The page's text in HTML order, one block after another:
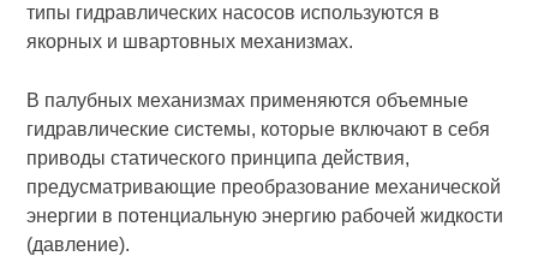
типы гидравлических насосов используются в
якорных и швартовных механизмах.
В палубных механизмах применяются объемные
гидравлические системы, которые включают в себя
приводы статического принципа действия,
предусматривающие преобразование механической
энергии в потенциальную энергию рабочей жидкости
(давление).